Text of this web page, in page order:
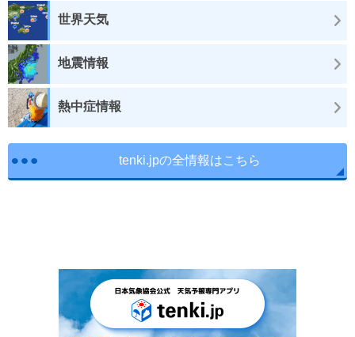
世界天気
地震情報
熱中症情報
tenki.jpの全情報はこちら